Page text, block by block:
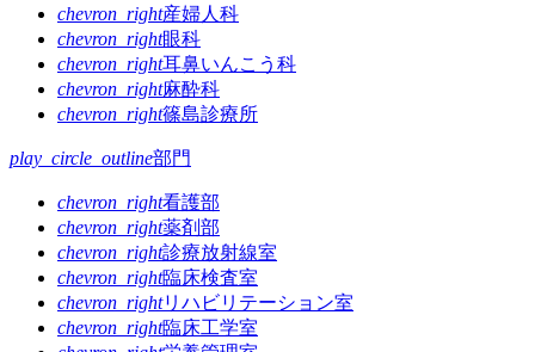
chevron_right産婦人科
chevron_right眼科
chevron_right耳鼻いんこう科
chevron_right麻酔科
chevron_right篠島診療所
play_circle_outline部門
chevron_right看護部
chevron_right薬剤部
chevron_right診療放射線室
chevron_right臨床検査室
chevron_rightリハビリテーション室
chevron_right臨床工学室